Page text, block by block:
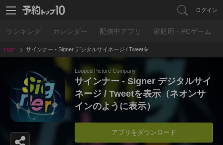
ログイン
ランキング カレンダー 配信中アプリ 家庭用・PCゲーム
TOP
サインナー - Signer デジタルサイネージ / Tweetを
表示（ネオンサインのように表示）
Looped Picture Company
サインナー - Signer デジタルサイ
ネージ / Tweetを表示（ネオンサ
インのように表示）
アプリをダウンロード